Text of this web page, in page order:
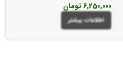
6,250,000 تومان
اطلاعات بیشتر